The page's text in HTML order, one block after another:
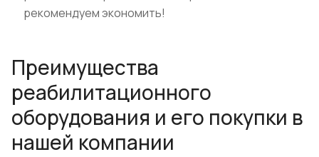
рекомендуем экономить!
Преимущества
реабилитационного
оборудования и его покупки в
нашей компании